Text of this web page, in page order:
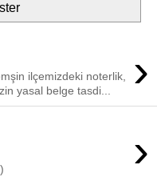
›
ilçemizdeki noterlik,
yasal belge tasdi...
›